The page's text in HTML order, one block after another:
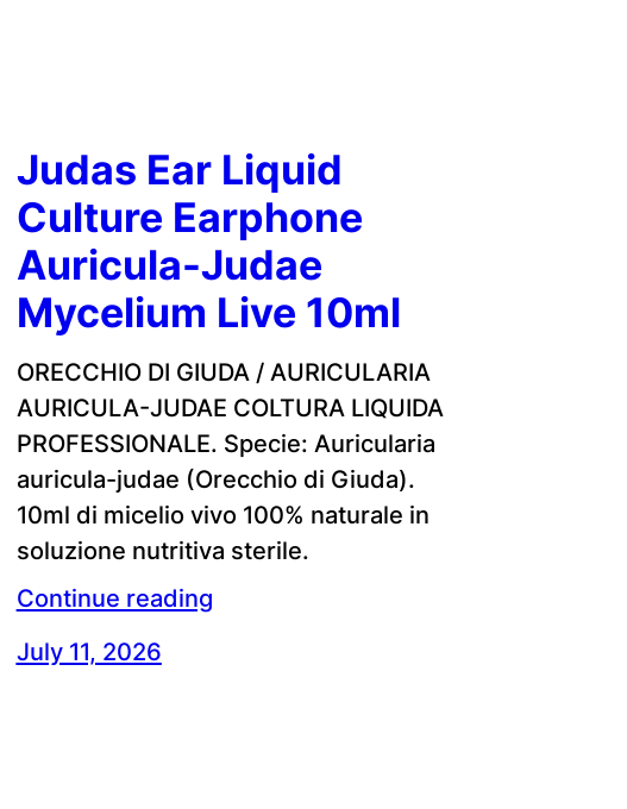
Judas Ear Liquid
Culture Earphone
Auricula-Judae
Mycelium Live 10ml
ORECCHIO DI GIUDA / AURICULARIA
AURICULA-JUDAE COLTURA LIQUIDA
PROFESSIONALE. Specie: Auricularia
auricula-judae (Orecchio di Giuda).
10ml di micelio vivo 100% naturale in
soluzione nutritiva sterile.
Continue reading
July 11, 2026